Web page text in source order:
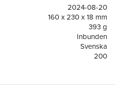
som Lars Ericsson
Ulf Sundberg och
2024-08-20
160 x 230 x 18 mm
393 g
Inbunden
Svenska
200
FSC